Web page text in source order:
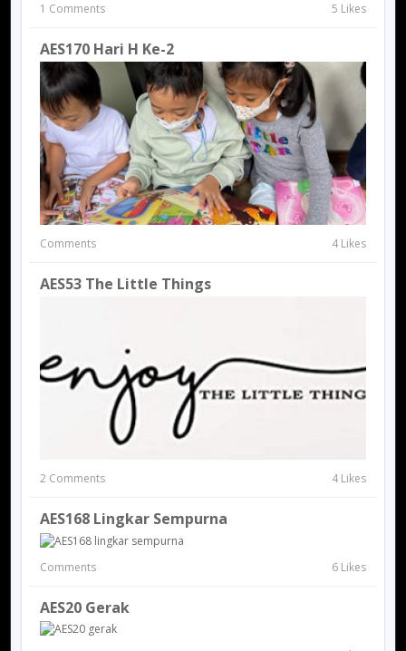
1 Comments 5 Likes
AES170 Hari H Ke-2
Comments 4 Likes
AES53 The Little Things
2 Comments 4 Likes
AES168 Lingkar Sempurna
Comments 6 Likes
AES20 Gerak